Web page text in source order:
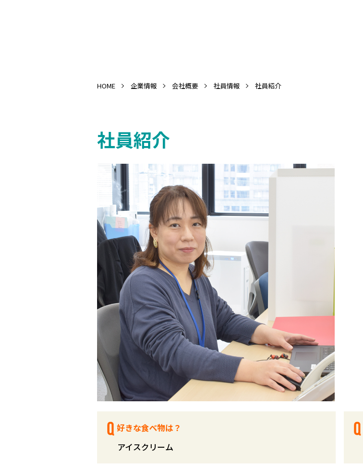
HOME 企業情報 会社概要 社員情報 社員紹介
社員紹介
好きな食べ物は？
アイスクリーム